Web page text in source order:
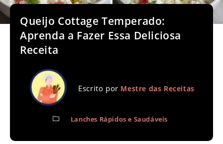
Queijo Cottage Temperado:
Aprenda a Fazer Essa Deliciosa
Receita
Escrito por Mestre das Receitas
Lanches Rápidos e Saudáveis